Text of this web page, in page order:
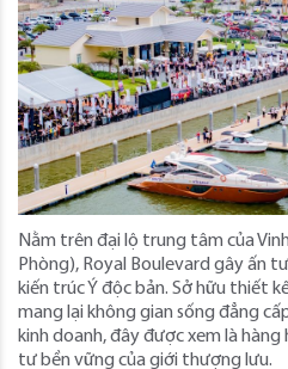
Nằm trên đại lộ trung tâm của
Phòng), Royal Boulevard gây ấn
kiến trúc Ý độc bản. Sở hữu thiết
mang lại không gian sống đẳng
kinh doanh, đây được xem là
tư bền vững của giới thượng lưu.